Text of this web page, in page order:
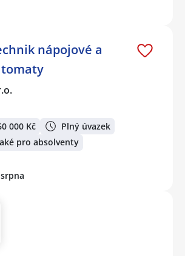
nápojové a
000 Kč
Plný úvazek
pro absolventy